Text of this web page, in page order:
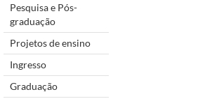
Pesquisa e Pós-
graduação
Projetos de ensino
Ingresso
Graduação